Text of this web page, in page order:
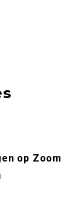
op Zoom